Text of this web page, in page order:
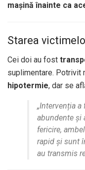
mașină înainte ca
Starea
Cei doi au fost
suplimentare. Potrivit
hipotermie, dar se
„Intervenția
abundente și
fericire,
rapid și sunt
au transmis